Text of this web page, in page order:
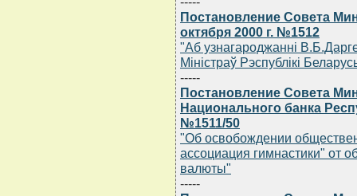
Постановление Совета
октября 2000 г. №1512
"Аб узнагароджаннi
Мiнiстраў Рэспублiкi
-----
Постановление Совета
Национального банка
№1511/50
"Об освобождении
ассоциация гимнастики" от
валюты"
-----